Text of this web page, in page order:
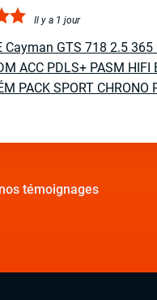
Il y a 1 jour
Cayman GTS 718 2.5 365
ACC PDLS+ PASM HIFI
PACK SPORT CHRONO
témoignages